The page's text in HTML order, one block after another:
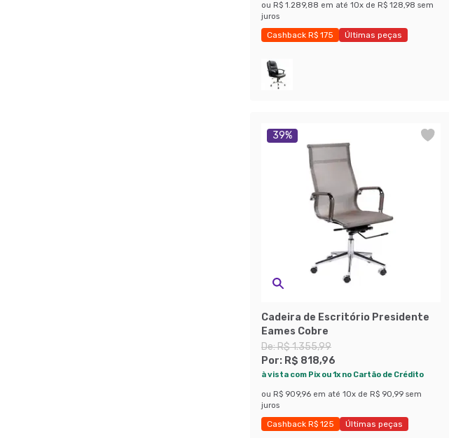
ou R$ 1.289,88 em até 10x de R$ 128,98 sem
juros
Cashback R$ 175
Últimas peças
39%
Cadeira de Escritório Presidente
Eames Cobre
De:R$ 1.355,99
Por: R$ 818,96
à vista com Pix ou 1x no Cartão de Crédito
ou R$ 909,96 em até 10x de R$ 90,99 sem
juros
Cashback R$ 125
Últimas peças